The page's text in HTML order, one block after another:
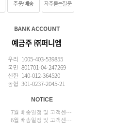
주문/배송 자주묻는질문
BANK ACCOUNT
예금주 ㈜퍼니엠
우리 1005-403-539855
국민 801701-04-247269
신한 140-012-364520
농협 301-0237-2045-21
NOTICE
7월 배송일정 및 고객센터 업무 안내
6월 배송일정 및 고객센터 업무 안내